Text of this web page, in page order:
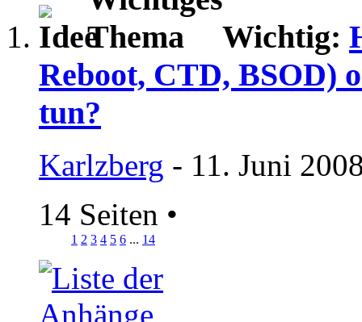
Wichtig:
Reboot, CTD, BSOD)
tun?
Karlzberg - 11. Juni
14 Seiten •
1 2 3 4 5 6 ... 14